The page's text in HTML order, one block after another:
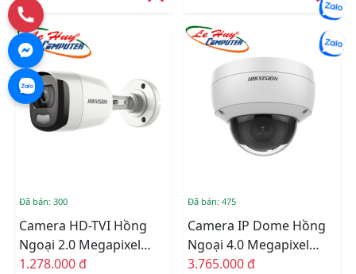
Đã bán: 300
Camera HD-TVI Hồng
Ngoại 2.0 Megapixel
HIKVISION DS-
1.278.000 đ
Đã bán: 475
Camera IP Dome Hồng
Ngoại 4.0 Megapixel
HIKVISION DS-
3.765.000 đ